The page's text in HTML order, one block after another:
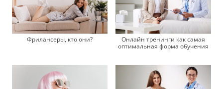
Фрилансеры, кто они?
Онлайн тренинги как самая
оптимальная форма обучения